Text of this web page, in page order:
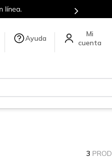
Envíos a todo el
Ayuda
3